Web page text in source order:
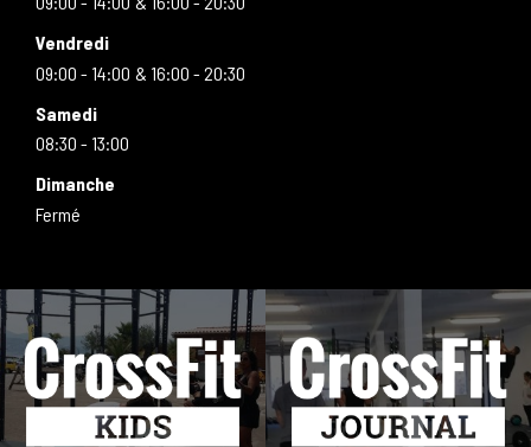
Vendredi
09:00 - 14:00
16:00 - 20:30
Samedi
08:30 - 13:00
Dimanche
Fermé